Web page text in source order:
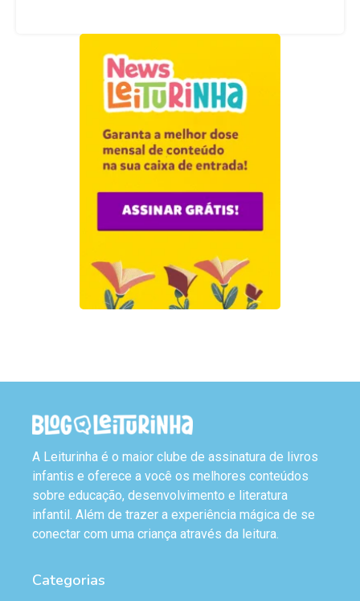
A Leiturinha é o maior clube de assinatura de livros
infantis e oferece a você os melhores conteúdos
sobre educação, desenvolvimento e literatura
infantil. Além de trazer a experiência mágica de se
conectar com uma criança através da leitura.
Categorias